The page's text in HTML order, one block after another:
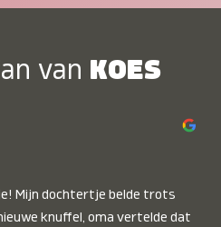
van KOES
Mijn dochtertje belde trots
knuffel, oma vertelde dat